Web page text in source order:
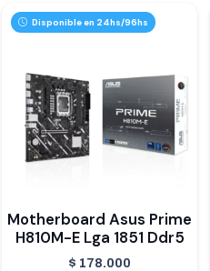
Disponible en 24hs/96hs
Motherboard Asus Prime
H810M-E Lga 1851 Ddr5
$ 178.000